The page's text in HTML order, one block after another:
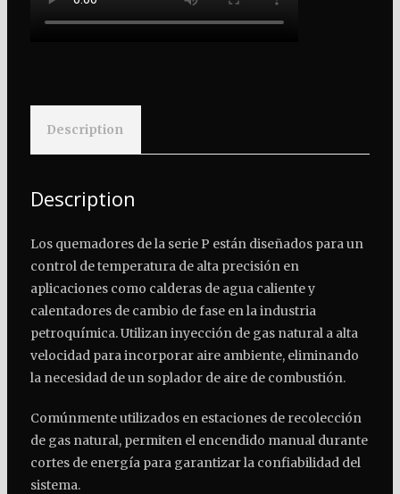
Description
Description
Los quemadores de la serie P están diseñados para un
control de temperatura de alta precisión en
aplicaciones como calderas de agua caliente y
calentadores de cambio de fase en la industria
petroquímica. Utilizan inyección de gas natural a alta
velocidad para incorporar aire ambiente, eliminando
la necesidad de un soplador de aire de combustión.
Comúnmente utilizados en estaciones de recolección
de gas natural, permiten el encendido manual durante
cortes de energía para garantizar la confiabilidad del
sistema.